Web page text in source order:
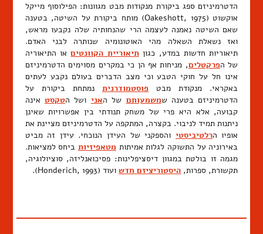
הדטרמיניזם ספג ביקורת מנקודות מבט מגוונות: הפילוסוף מייקל
אוקשוט (Oakeshott, 1975) מותח ביקורת על השיטה, בטענה
שאם השיטה נאמנה לעצמה הרי שהנחותיה שלה נקבעו מראש,
ואז נשאלת השאלה מהי האוטונומיה שנותרה לבני האדם.
תיאוריות חדשות במדע, כגון תיאוריית הקוונטיםאו התיאוריה
של הפרקטלים, מניחות אף הן כי במקרים מסוימים הדטרמיניזם
אינו חל על חוקי הטבע וכי מצב הדברים בעולם נקבע לעתים
באקראי. מנקודת מבט פוסטמודרנית נמתחת ביקורת על
הדטרמיניזם בטענה שמשמעותם של האני ושל הטקסט אינה
קבועה, אלא היא פרי של משחק תנודתי בין אפשרויות שאינן
ניתנות תמיד לניבוי. בקצרה, המתקפה על הדטרמיניזם מציינת את
אופיו הרלטיביסטי והספקני של העידן הנוכחי. עידן זה מביט
באירוניה על התשוקה לגלות אמיתות מטאפיזיות ביחס למציאות.
מגמה זו בולטת במגוון דיסציפלינות: פסיכואנליזה, סוציולוגיה,
תקשורת, ספרות, היסטוריציזם חדשועוד (Honderich, 1993).